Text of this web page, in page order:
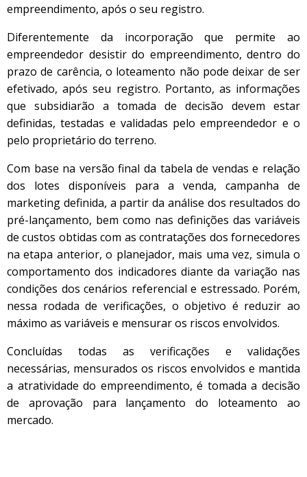
empreendimento, após o seu registro.
Diferentemente da incorporação que permite ao
empreendedor desistir do empreendimento, dentro do
prazo de carência, o loteamento não pode deixar de ser
efetivado, após seu registro. Portanto, as informações
que subsidiarão a tomada de decisão devem estar
definidas, testadas e validadas pelo empreendedor e o
pelo proprietário do terreno.
Com base na versão final da tabela de vendas e relação
dos lotes disponíveis para a venda, campanha de
marketing definida, a partir da análise dos resultados do
pré-lançamento, bem como nas definições das variáveis
de custos obtidas com as contratações dos fornecedores
na etapa anterior, o planejador, mais uma vez, simula o
comportamento dos indicadores diante da variação nas
condições dos cenários referencial e estressado. Porém,
nessa rodada de verificações, o objetivo é reduzir ao
máximo as variáveis e mensurar os riscos envolvidos.
Concluídas todas as verificações e validações
necessárias, mensurados os riscos envolvidos e mantida
a atratividade do empreendimento, é tomada a decisão
de aprovação para lançamento do loteamento ao
mercado.